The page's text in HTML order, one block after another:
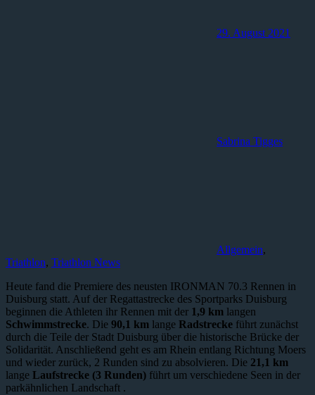
29. August 2021
Sabrina Tigges
Allgemein,
Triathlon, Triathlon News
Heute fand die Premiere des neusten IRONMAN 70.3 Rennen in
Duisburg statt. Auf der Regattastrecke des Sportparks Duisburg
beginnen die Athleten ihr Rennen mit der 1,9 km langen
Schwimmstrecke. Die 90,1 km lange Radstrecke führt zunächst
durch die Teile der Stadt Duisburg über die historische Brücke der
Solidarität. Anschließend geht es am Rhein entlang Richtung Moers
und wieder zurück, 2 Runden sind zu absolvieren. Die 21,1 km
lange Laufstrecke (3 Runden) führt um verschiedene Seen in der
parkähnlichen Landschaft .